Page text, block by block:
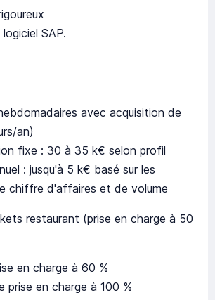
SAP.
avec acquisition de
an)
fixe : 30 à 35 k€ selon profil
: jusqu'à 5 k€ basé sur les
chiffre d'affaires et de volume
restaurant (prise en charge à 50
en charge à 60 %
prise en charge à 100 %